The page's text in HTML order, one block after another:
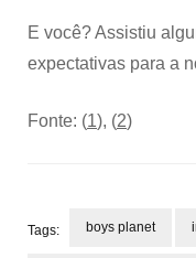
E você? Assistiu
expectativas para a
Fonte: (1), (2)
Tags: boys planet